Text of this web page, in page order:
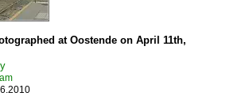
at Oostende on April 11th,